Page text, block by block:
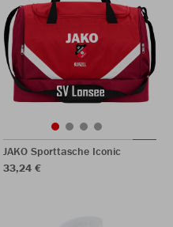
JAKO Sporttasche Iconic
33,24 €